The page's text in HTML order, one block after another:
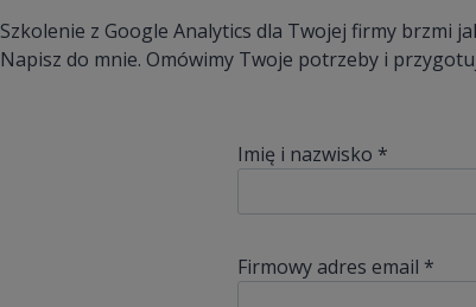
Szkolenie z Google Analytics dla Twojej firmy brzmi
Napisz do mnie. Omówimy Twoje potrzeby i
Imię i nazwisko *
Firmowy adres email *